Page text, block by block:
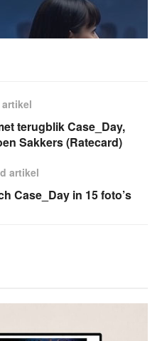
terugblik Case_Day,
Sakkers (Ratecard)
artikel
Case_Day in 15 foto’s